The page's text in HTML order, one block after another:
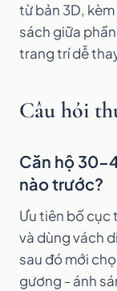
từ bản 3D,
sách giữa
trang trí dễ
Câu hỏi
Căn hộ 30-
nào trước?
Ưu tiên bố cục
và dùng vách
sau đó mới
gương - ánh